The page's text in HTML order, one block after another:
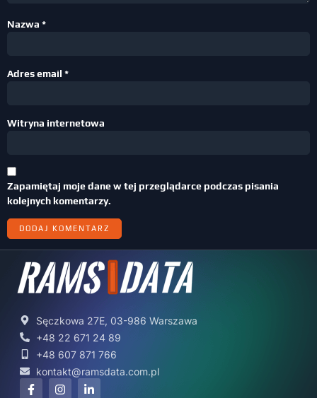
Nazwa *
Adres email *
Witryna internetowa
Zapamiętaj moje dane w tej przeglądarce podczas pisania
kolejnych komentarzy.
Sęczkowa 27E, 03-986 Warszawa
+48 22 671 24 89
+48 607 871 766
kontakt@ramsdata.com.pl